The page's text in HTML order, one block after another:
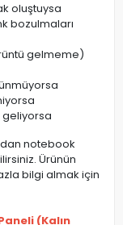
oluştuysa
bozulmaları
gelmeme)
geliyorsa
notebook
Ürünün
bilgi almak için
(Kalın